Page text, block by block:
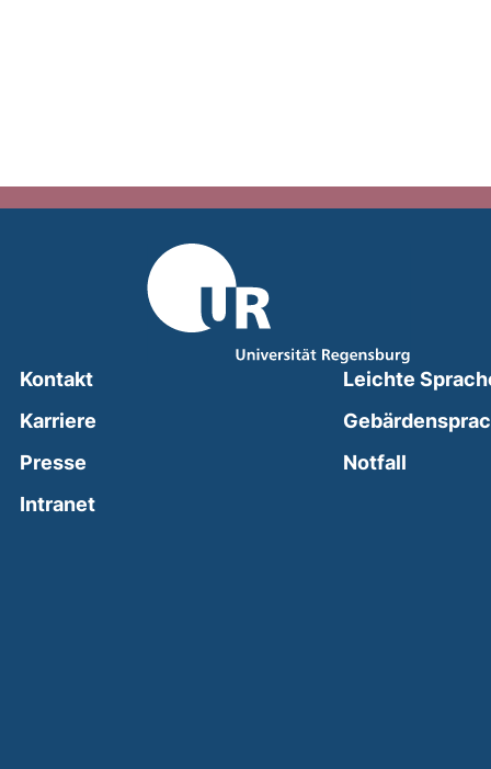
Kontakt
Karriere
Presse
Intranet(external link, opens in a new window)
Leichte
Notfall